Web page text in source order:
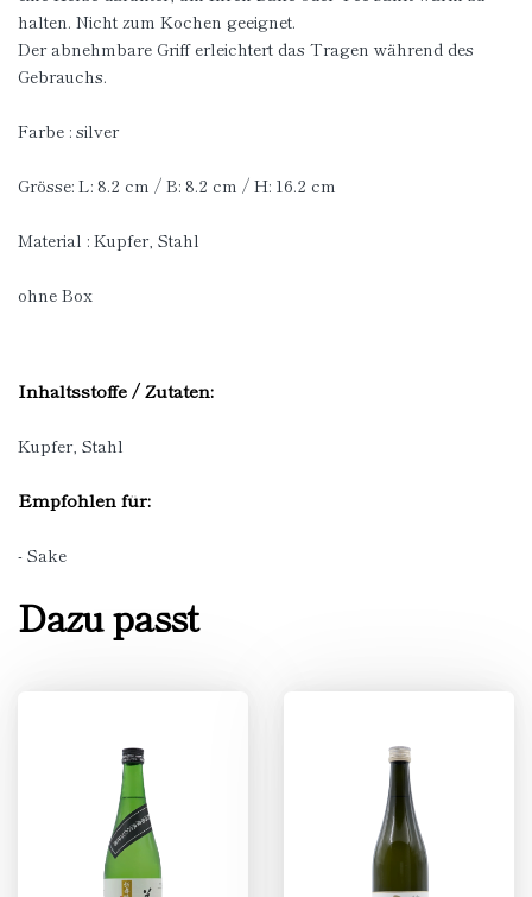
halten. Nicht zum Kochen geeignet.
Der abnehmbare Griff erleichtert das Tragen während des
Gebrauchs.
Farbe : silver
Grösse: L: 8.2 cm / B: 8.2 cm / H: 16.2 cm
Material : Kupfer, Stahl
ohne Box
Inhaltsstoffe / Zutaten:
Kupfer, Stahl
Empfohlen für:
- Sake
Dazu passt